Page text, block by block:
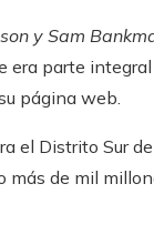
y Sam
parte
página web.
el Distrito Sur
de mil